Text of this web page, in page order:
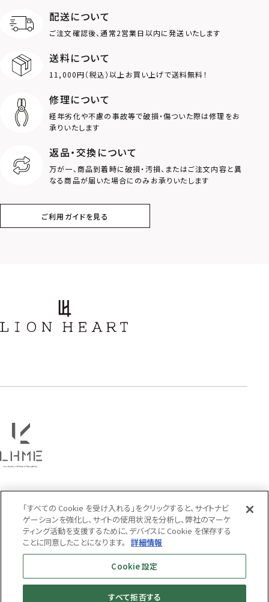
MOTIF
ダブルリング
ロゴ
クラウン
スター
フラワー
配送について
ご注文確認後、通常2営業日以内に発送いたします
送料について
11,000円（税込）以上お買い上げで送料無料！
修理について
経年劣化や不慮の事故等で破損・傷ついた際は修理をお
承りいたします
返品・交換について
万が一、商品到着時に破損・汚損、またはご注文内容と異
なる商品が届いた場合にのみお承りいたします
ご利用ガイドを見る
「すべての Cookie を受け入れる」をクリックすると、サイトナビ
ゲーションを強化し、サイトの使用状況を分析し、弊社のマーケ
ティング活動を支援するために、デバイスに Cookie を保存する
ことに同意したことになります。
詳細情報
Cookie 設定
すべて拒否する